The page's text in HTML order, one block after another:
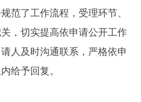
范了工作流程，受理环节、
，切实提高依申请公开工作
人及时沟通联系，严格依申
给予回复。